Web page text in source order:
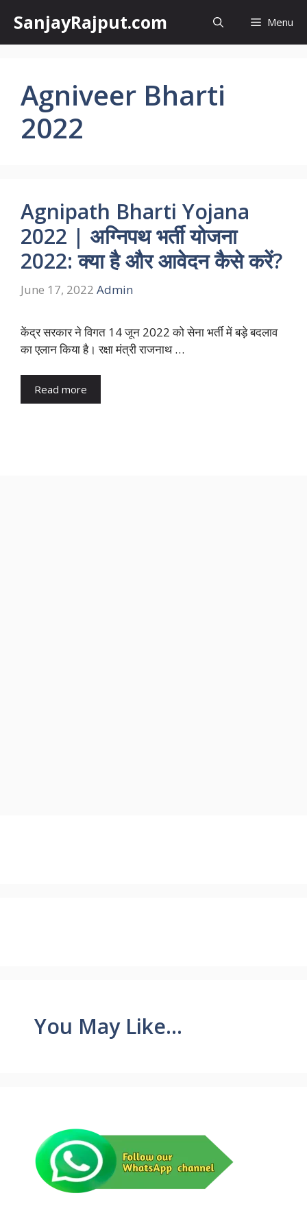
content
SanjayRajput.com Menu
Agniveer Bharti
2022
Agnipath Bharti Yojana
2022 | अग्निपथ भर्ती योजना
2022: क्या है और आवेदन कैसे करें?
June 17, 2022 Admin
केंद्र सरकार ने विगत 14 जून 2022 को सेना भर्ती में बड़े बदलाव
का एलान किया है। रक्षा मंत्री राजनाथ …
Read more
You May Like...